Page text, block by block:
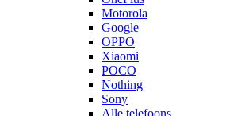
Motorola
Google
OPPO
Xiaomi
POCO
Nothing
Sony
Alle telefoons